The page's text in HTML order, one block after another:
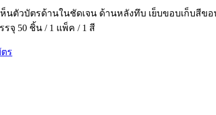
ตัวบัตรด้านในชัดเจน ด้านหลังทึบ เย็บขอบเก็บสี
จุ 50 ชิ้น / 1 แพ็ค / 1 สี
ร